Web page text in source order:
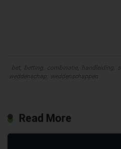
bet, betting, combinatie , handleiding,
weddenschap, weddenschappen
Read More